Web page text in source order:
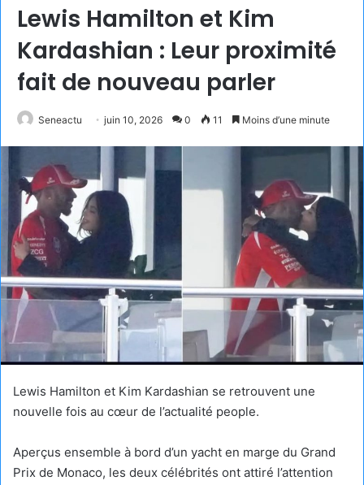
Lewis Hamilton et Kim
Kardashian : Leur proximité
fait de nouveau parler
Seneactu juin 10, 2026 0 11 Moins d’une minute
Lewis Hamilton et Kim Kardashian se retrouvent une
nouvelle fois au cœur de l’actualité people.
Aperçus ensemble à bord d’un yacht en marge du Grand
Prix de Monaco, les deux célébrités ont attiré l’attention